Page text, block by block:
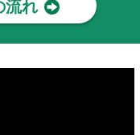
流れ